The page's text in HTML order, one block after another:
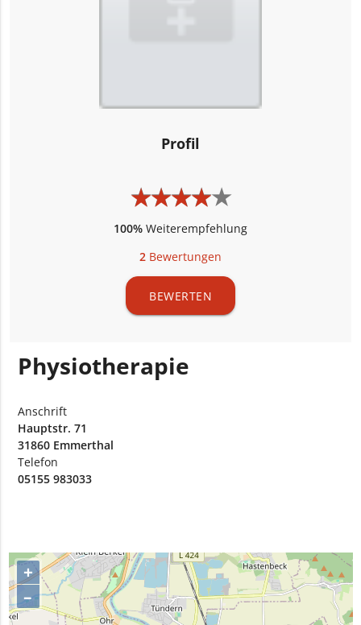
Profil
★★★★★
★★★★★
100% Weiterempfehlung
2 Bewertungen
BEWERTEN
Physiotherapie
Anschrift
Hauptstr. 71
31860 Emmerthal
Telefon
05155 983033
+
–